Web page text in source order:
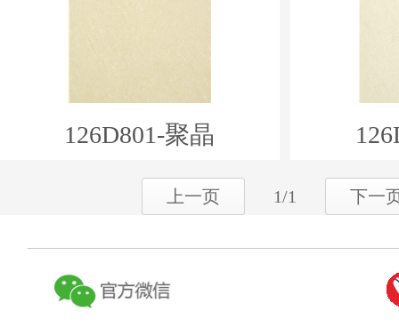
126D801-聚晶
上一页 1/1 下一